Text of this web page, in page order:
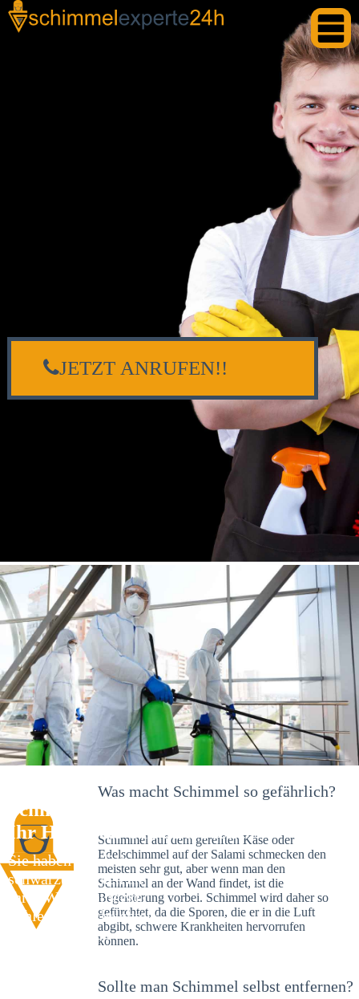
Schimmelexperte in Schweinheim –
Ihr Helfer an Ort und Stelle
Sie haben kürzlich
schwarze Flecken an
Ihrer Wand entdeckt?
Schlechte Nachrichten:
Sie haben einen
JETZT ANRUFEN!!
Was macht Schimmel so gefährlich?
Schimmel auf dem gereiften Käse oder
Edelschimmel auf der Salami schmecken den
meisten sehr gut, aber wenn man den
Schimmel an der Wand findet, ist die
Begeisterung vorbei. Schimmel wird daher so
gefürchtet, da die Sporen, die er in die Luft
abgibt, schwere Krankheiten hervorrufen
können.
Sollte man Schimmel selbst entfernen?